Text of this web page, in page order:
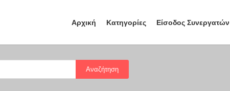
Αρχική Κατηγορίες Είσοδος Συνεργατών
Αναζήτηση